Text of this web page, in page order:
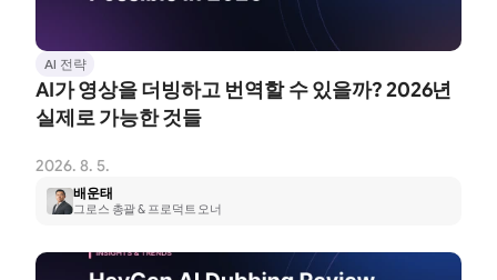
AI 전략
AI가 영상을 더빙하고 번역할 수 있을까? 2026년
실제로 가능한 것들
2026. 8. 5.
배운태
그로스 총괄 & 프로덕트 오너